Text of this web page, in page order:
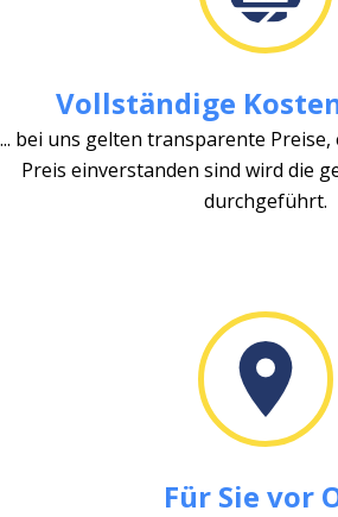
Vollständige
... bei uns gelten transparente Preise,
Preis einverstanden sind wird die
durchgeführt.
Für Sie vor